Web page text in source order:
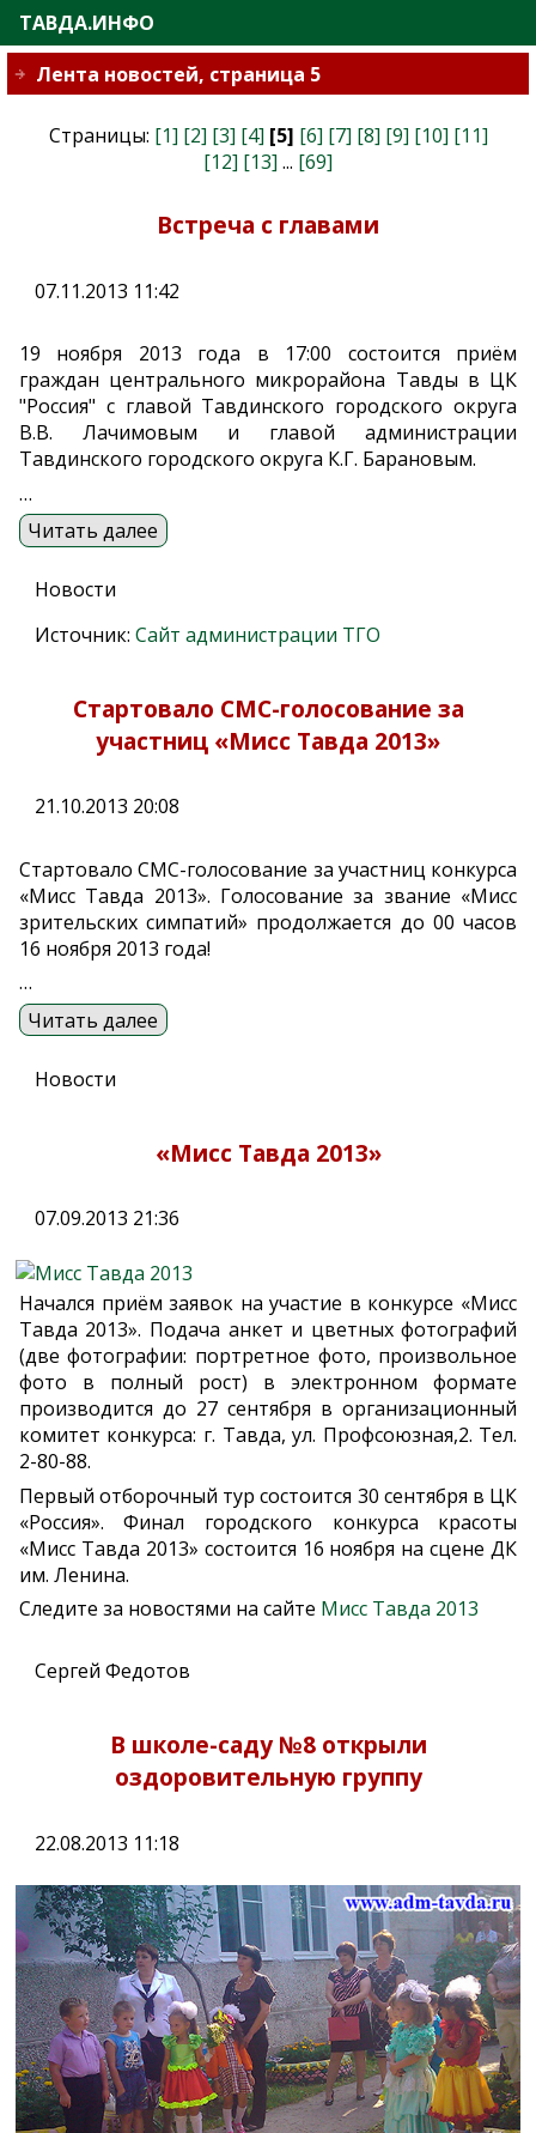
ТАВДА.ИНФО
Лента новостей, страница 5
Страницы: [1] [2] [3] [4] [5] [6] [7] [8] [9] [10] [11]
[12] [13] ... [69]
Встреча с главами
07.11.2013 11:42
19 ноября 2013 года в 17:00 состоится приём
граждан центрального микрорайона Тавды в ЦК
"Россия" с главой Тавдинского городского округа
В.В. Лачимовым и главой администрации
Тавдинского городского округа К.Г. Барановым.
…
Читать далее
Новости
Источник: Сайт администрации ТГО
Cтартовало СМС-голосование за
участниц «Мисс Тавда 2013»
21.10.2013 20:08
Стартовало СМС-голосование за участниц конкурса
«Мисс Тавда 2013». Голосование за звание «Мисс
зрительских симпатий» продолжается до 00 часов
16 ноября 2013 года!
…
Читать далее
Новости
«Мисс Тавда 2013»
07.09.2013 21:36
Начался приём заявок на участие в конкурсе «Мисс
Тавда 2013». Подача анкет и цветных фотографий
(две фотографии: портретное фото, произвольное
фото в полный рост) в электронном формате
производится до 27 сентября в организационный
комитет конкурса: г. Тавда, ул. Профсоюзная,2. Тел.
2-80-88.
Первый отборочный тур состоится 30 сентября в ЦК
«Россия». Финал городского конкурса красоты
«Мисс Тавда 2013» состоится 16 ноября на сцене ДК
им. Ленина.
Следите за новостями на сайте Мисс Тавда 2013
Сергей Федотов
В школе-саду №8 открыли
оздоровительную группу
22.08.2013 11:18